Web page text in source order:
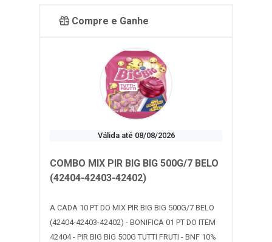
Compre e Ganhe
Válida até 08/08/2026
COMBO MIX PIR BIG BIG 500G/7 BELO
(42404-42403-42402)
A CADA 10 PT DO MIX PIR BIG BIG 500G/7 BELO
(42404-42403-42402) - BONIFICA 01 PT DO ITEM
42404 - PIR BIG BIG 500G TUTTI FRUTI - BNF 10%